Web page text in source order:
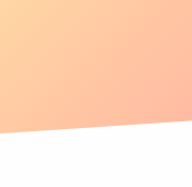
Anasayfa